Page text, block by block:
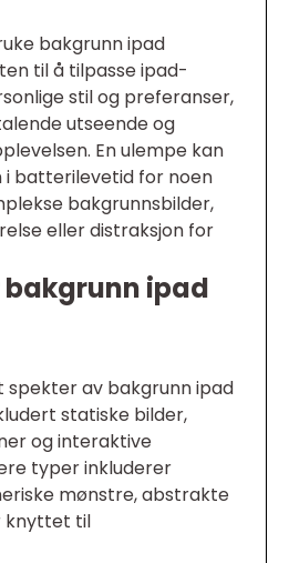
bakgrunn ipad
til å tilpasse ipad-
stil og preferanser,
utseende og
En ulempe kan
batterilevetid for noen
bakgrunnsbilder,
eller distraksjon for
bakgrunn ipad
spekter av bakgrunn ipad
statiske bilder,
og interaktive
typer inkluderer
mønstre, abstrakte
knyttet til